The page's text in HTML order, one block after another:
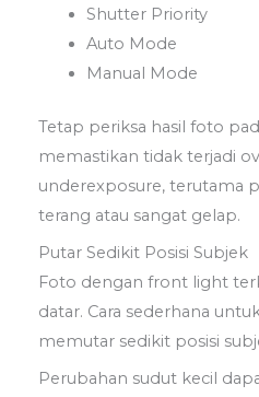
Shutter Priority
Auto Mode
Manual Mode
Tetap periksa hasil foto
memastikan tidak terjadi
underexposure, terutama
terang atau sangat gelap.
Putar Sedikit Posisi Subjek
Foto dengan front light
datar. Cara sederhana
memutar sedikit posisi
Perubahan sudut kecil